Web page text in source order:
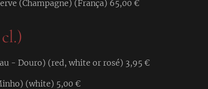
(Champagne) (França) 65,00 €
- Douro) (red, white or rosé) 3,95 €
(white) 5,00 €